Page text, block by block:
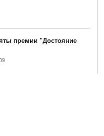
премии "Достояние